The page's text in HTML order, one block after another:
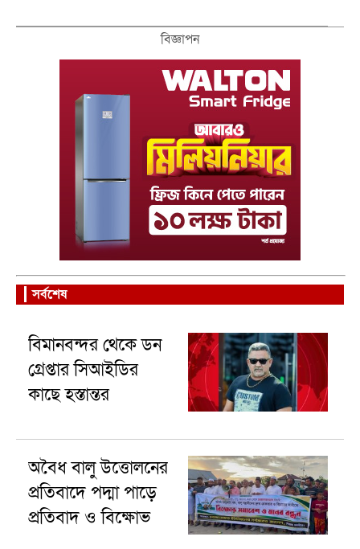
বিজ্ঞাপন
সর্বশেষ
বিমানবন্দর থেকে ডন
গ্রেপ্তার সিআইডির
কাছে হস্তান্তর
অবৈধ বালু উত্তোলনের
প্রতিবাদে পদ্মা পাড়ে
প্রতিবাদ ও বিক্ষোভ